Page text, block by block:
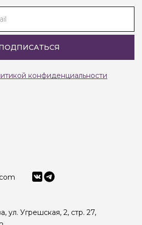
конфиденциальности
ул. Угрешская, 2, стр. 27,